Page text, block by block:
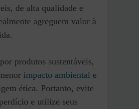
de alta qualidade e
agreguem valor à
produtos sustentáveis,
impacto ambiental e
ética. Portanto, evite
e utilize seus